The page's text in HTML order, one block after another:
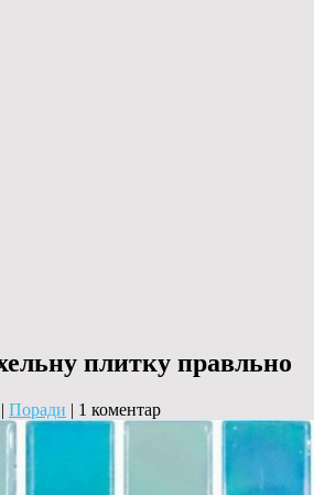
плитку правльно
| Поради | 1 коментар